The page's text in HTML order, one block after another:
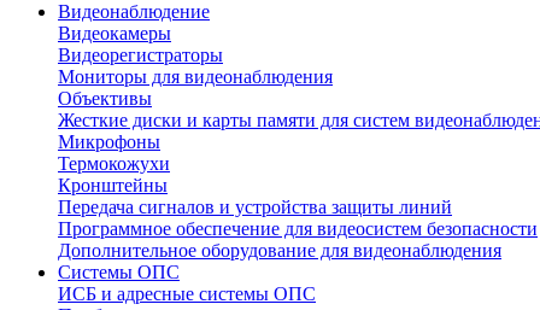
Видеонаблюдение
Видеокамеры
Видеорегистраторы
Мониторы для видеонаблюдения
Объективы
Жесткие диски и карты памяти для систем
Микрофоны
Термокожухи
Кронштейны
Передача сигналов и устройства защиты линий
Программное обеспечение для видеосистем безопасности
Дополнительное оборудование для видеонаблюдения
Системы ОПС
ИСБ и адресные системы ОПС